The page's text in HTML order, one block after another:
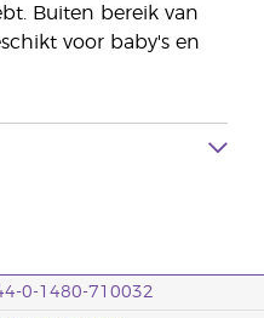
Buiten bereik van
voor baby's en
0-1480-710032